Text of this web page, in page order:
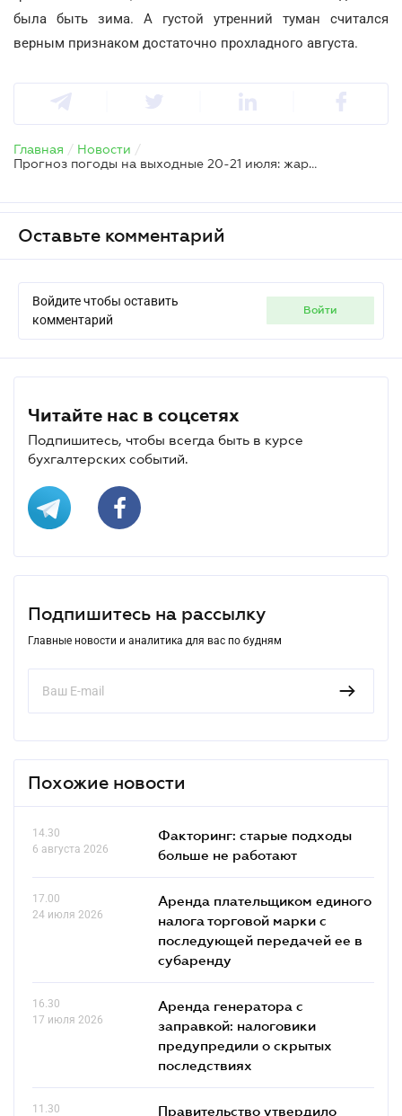
была быть зима. А густой утренний туман считался
верным признаком достаточно прохладного августа.
Главная / Новости /
Прогноз погоды на выходные 20-21 июля: жара понемногу спадает
Оставьте комментарий
Войдите чтобы оставить
комментарий
войти
Читайте нас в соцсетях
Подпишитесь, чтобы всегда быть в курсе
бухгалтерских событий.
Подпишитесь на рассылку
Главные новости и аналитика для вас по будням
Похожие новости
14.30
6 августа 2026
Факторинг: старые подходы
больше не работают
17.00
24 июля 2026
Аренда плательщиком единого
налога торговой марки с
последующей передачей ее в
субаренду
16.30
17 июля 2026
Аренда генератора с
заправкой: налоговики
предупредили о скрытых
последствиях
11.30
Правительство утвердило